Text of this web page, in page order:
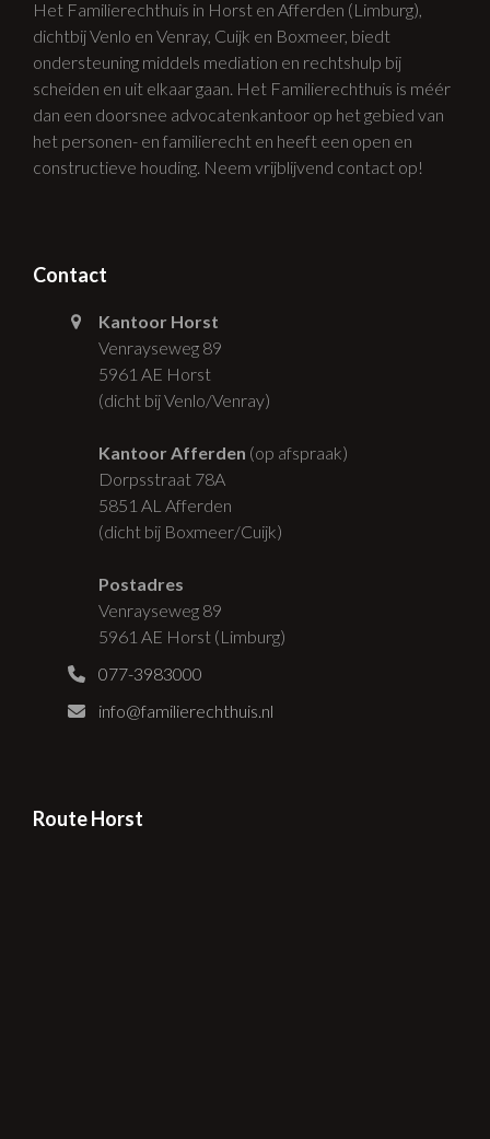
Het Familierechthuis in Horst en Afferden (Limburg),
dichtbij Venlo en Venray, Cuijk en Boxmeer, biedt
ondersteuning middels mediation en rechtshulp bij
scheiden en uit elkaar gaan. Het Familierechthuis is méér
dan een doorsnee advocatenkantoor op het gebied van
het personen- en familierecht en heeft een open en
constructieve houding. Neem vrijblijvend contact op!
Contact
Kantoor Horst
Venrayseweg 89
5961 AE Horst
(dicht bij Venlo/Venray)
Kantoor Afferden (op afspraak)
Dorpsstraat 78A
5851 AL Afferden
(dicht bij Boxmeer/Cuijk)
Postadres
Venrayseweg 89
5961 AE Horst (Limburg)
077-3983000
info@familierechthuis.nl
Route Horst